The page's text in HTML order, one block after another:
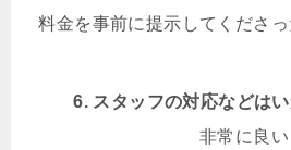
料金を事前に提示してくださ
6. スタッフの対応などは
非常に良い